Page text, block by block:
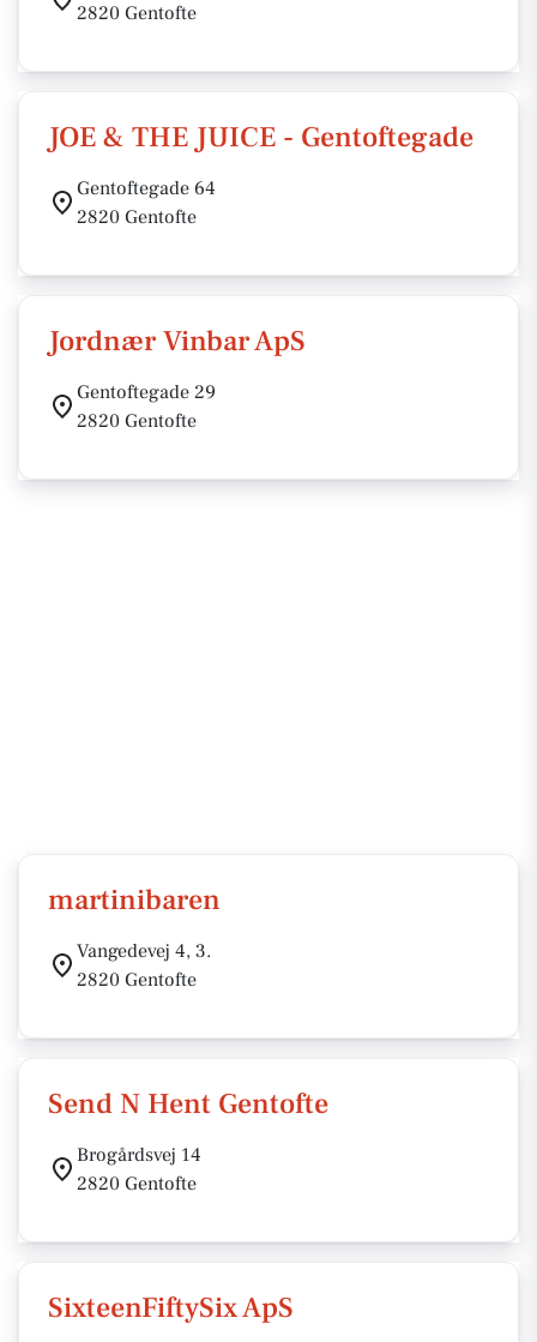
2820 Gentofte
JOE & THE JUICE - Gentoftegade
Gentoftegade 64
2820 Gentofte
Jordnær Vinbar ApS
Gentoftegade 29
2820 Gentofte
martinibaren
Vangedevej 4, 3.
2820 Gentofte
Send N Hent Gentofte
Brogårdsvej 14
2820 Gentofte
SixteenFiftySix ApS